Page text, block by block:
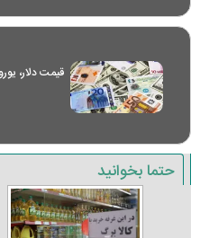
قیمت دلار،
حتما بخوانید